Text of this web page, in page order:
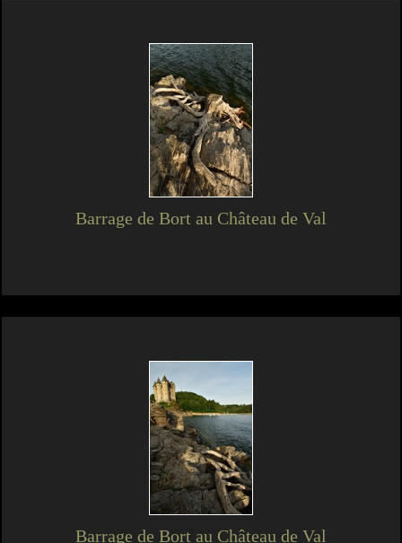
Barrage de Bort au Château de Val
Barrage de Bort au Château de Val